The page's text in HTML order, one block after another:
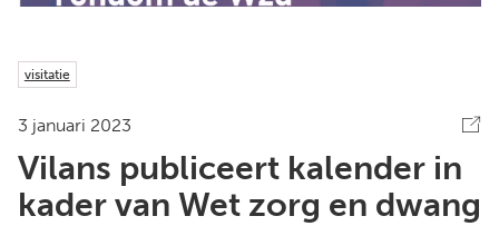
visitatie
3 januari 2023
Vilans publiceert kalender in
kader van Wet zorg en dwang